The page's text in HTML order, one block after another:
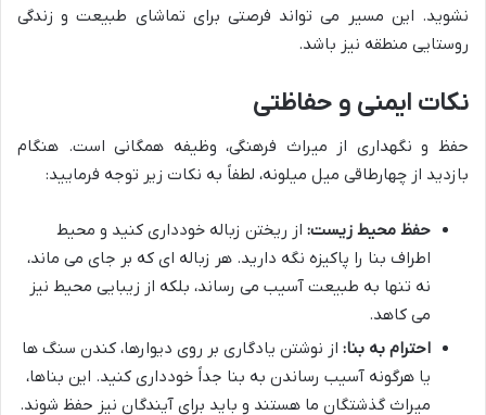
نشوید. این مسیر می تواند فرصتی برای تماشای طبیعت و زندگی
روستایی منطقه نیز باشد.
نکات ایمنی و حفاظتی
حفظ و نگهداری از میراث فرهنگی، وظیفه همگانی است. هنگام
بازدید از چهارطاقی میل میلونه، لطفاً به نکات زیر توجه فرمایید:
حفظ محیط زیست: از ریختن زباله خودداری کنید و محیط
اطراف بنا را پاکیزه نگه دارید. هر زباله ای که بر جای می ماند،
نه تنها به طبیعت آسیب می رساند، بلکه از زیبایی محیط نیز
می کاهد.
احترام به بنا: از نوشتن یادگاری بر روی دیوارها، کندن سنگ ها
یا هرگونه آسیب رساندن به بنا جداً خودداری کنید. این بناها،
میراث گذشتگان ما هستند و باید برای آیندگان نیز حفظ شوند.